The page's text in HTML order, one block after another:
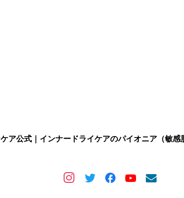
ア公式｜インナードライケアのパイオニア（敏感